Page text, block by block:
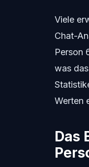
Viele
Chat-
Person
was
Werten
Das